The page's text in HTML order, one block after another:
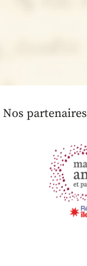
Nos partenaires